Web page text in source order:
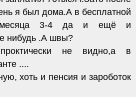
я был дома.А в бесплатной
3-4 да и ещё и
нибудь .А швы?
не видно,а в
....
хоть и пенсия и зароботок